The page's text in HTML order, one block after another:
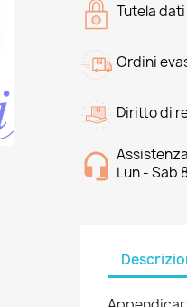
Tutela dati
Ordini
Diritto di
Lun - Sab